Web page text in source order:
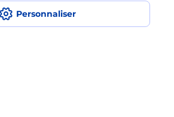
Personnaliser
d’une numérisation ?